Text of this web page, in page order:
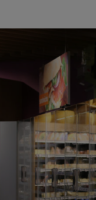
Kylning
Kylsystem är
mellanprodukter och
temperaturer.